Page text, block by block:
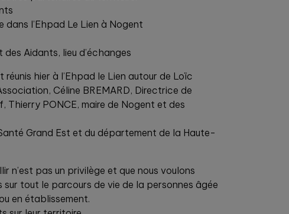
dans l’Ehpad Le Lien à Nogent
Aidants, lieu d’échanges
hier à l’Ehpad le Lien autour de Loïc
Céline BREMARD, Directrice de
Thierry PONCE, maire de Nogent et des
Grand Est et du département de la Haute-
n’est pas un privilège et que nous voulons
tout le parcours de vie de la personnes âgée
en établissement.